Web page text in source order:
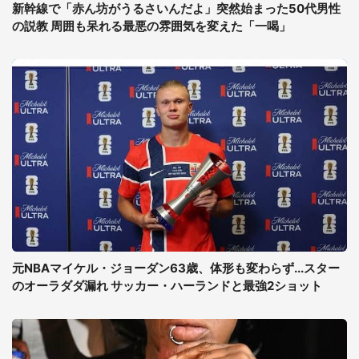
新幹線で「赤ん坊がうるさいんだよ」突然始まった50代男性
の説教 周囲も呆れる最悪の雰囲気を変えた「一喝」
元NBAマイケル・ジョーダン63歳、体形も変わらず...スター
のオーラダダ漏れ サッカー・ハーランドと最強2ショット